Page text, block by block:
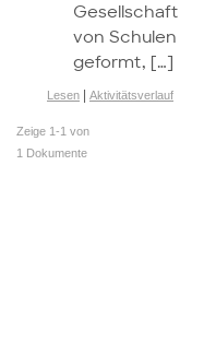
Gesellschaft
von Schulen
geformt, […]
Lesen | Aktivitätsverlauf
Zeige 1-1 von
1 Dokumente